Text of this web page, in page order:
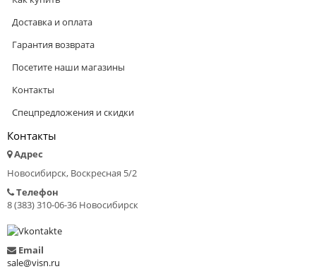
Доставка и оплата
Гарантия возврата
Посетите наши магазины
Контакты
Спецпредложения и скидки
Контакты
Адрес
Новосибирск, Воскресная 5/2
Телефон
8 (383) 310-06-36 Новосибирск
Email
sale@visn.ru